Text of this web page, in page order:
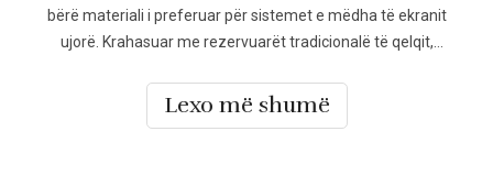
bërë materiali i preferuar për sistemet e mëdha të ekranit
ujorë. Krahasuar me rezervuarët tradicionalë të qelqit,
lartë ndaj ndikimit dhe fleksibilitet më të madh të dizajnit.
Këto avantazhe i bëjnë akuariumet akrilike të gjerë
Lexo më shumë